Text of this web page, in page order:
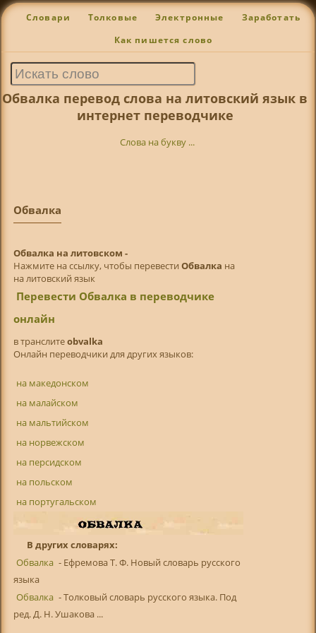
Словари Толковые Электронные Заработать
Как пишется слово
Обвалка перевод слова на литовский язык в
интернет переводчике
Слова на букву ...
Обвалка
Обвалка на литовском -
Нажмите на ссылку, чтобы перевести Обвалка на
на литовский язык
Перевести Обвалка в переводчике
онлайн
в транслитeobvalka
Онлайн переводчики для других языков:
на македонском
на малайском
на мальтийском
на норвежском
на персидском
на польском
на португальском
В других словарях:
Обвалка - Ефремова Т. Ф. Новый словарь русского
языка
Обвалка - Толковый словарь русского языка. Под
ред. Д. Н. Ушакова ...